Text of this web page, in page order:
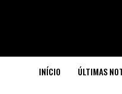
INÍCIO ÚLTIMAS